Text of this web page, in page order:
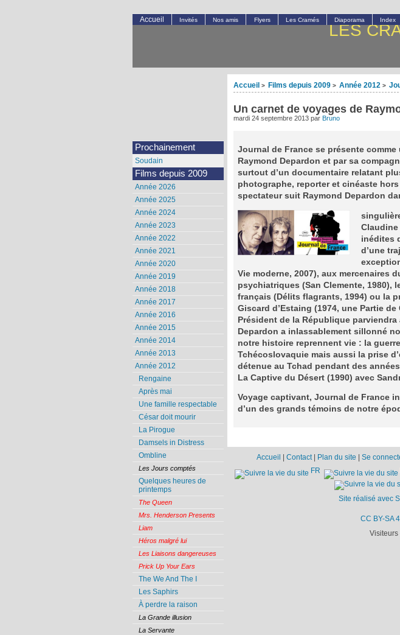
LES
Accueil > Films depuis 2009 > Année 2012 >
Un carnet de voyages de
mardi 24 septembre 2013 par Bruno
Journal de France se présente
Raymond Depardon et par sa
surtout d’un documentaire relatant
photographe, reporter et cinéaste
spectateur suit Raymond Depardon
Claudine
inédites
d’une
Vie moderne, 2007), aux mercenaires
psychiatriques (San Clemente, 1980),
français (Délits flagrants, 1994) ou la
Giscard d’Estaing (1974, une Partie
Président de la République parviendra
Depardon a inlassablement sillonné
notre histoire reprennent vie : la
Tchécoslovaquie mais aussi la prise
détenue au Tchad pendant des
La Captive du Désert (1990) avec
Voyage captivant, Journal de France
d’un des grands témoins de notre
Accueil Invités Nos amis Flyers Les Cramés Diaporama Index
Prochainement
Soudain
Films depuis 2009
Année 2026
Année 2025
Année 2024
Année 2023
Année 2022
Année 2021
Année 2020
Année 2019
Année 2018
Année 2017
Année 2016
Année 2015
Année 2014
Année 2013
Année 2012
Rengaine
Après mai
Une famille respectable
César doit mourir
La Pirogue
Damsels in Distress
Ombline
Les Jours comptés
Quelques heures de
printemps
The Queen
Mrs. Henderson Presents
Liam
Héros malgré lui
Les Liaisons dangereuses
Prick Up Your Ears
The We And The I
Les Saphirs
À perdre la raison
La Grande illusion
La Servante
Accueil | Contact | Plan du site | Se
FR
Site réalisé avec
CC BY-SA
Visiteurs